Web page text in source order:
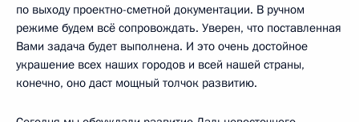
по выходу проектно-сметной документации. В ручном
режиме будем всё сопровождать. Уверен, что поставленная
Вами задача будет выполнена. И это очень достойное
украшение всех наших городов и всей нашей страны,
конечно, оно даст мощный толчок развитию.